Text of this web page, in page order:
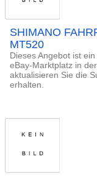
SHIMANO
MT520
Dieses Angebot ist
eBay-Marktplatz in
aktualisieren Sie die
erhalten.